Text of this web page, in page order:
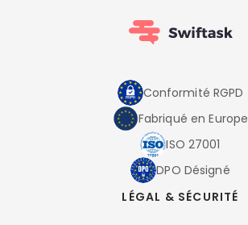
Conformité RGPD
Fabriqué en Europe
ISO 27001
DPO Désigné
LÉGAL & SÉCURITÉ